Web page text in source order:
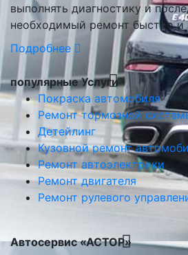
выполнять диагностику и
необходимый ремонт быстро и
Подробнее
популярные Услуги
Покраска автомобиля
Ремонт тормозной
Детейлинг
Кузовной ремонт
Ремонт автоэлектрики
Ремонт двигателя
Ремонт рулевого
Автосервис «АСТОР»